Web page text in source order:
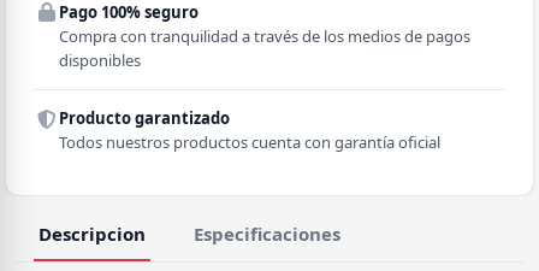
Comuna
Pago 100% seguro
Compra con tranquilidad a través de los medios de pagos
disponibles
Producto garantizado
Todos nuestros productos cuenta con garantía oficial
Descripcion Especificaciones